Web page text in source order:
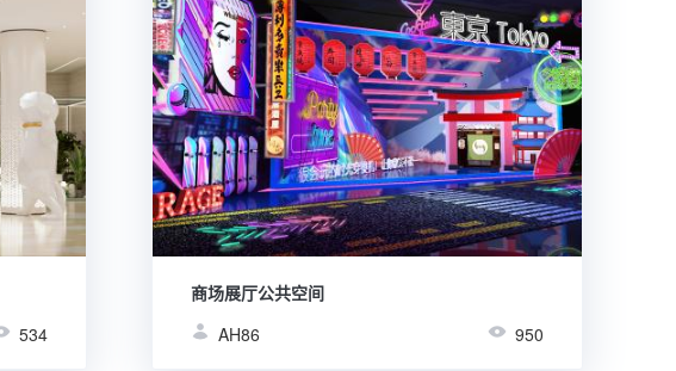
534
商场展厅公共空间
AH86
950